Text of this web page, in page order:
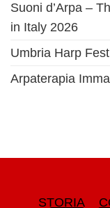
Suoni d’Arpa –
in Italy 2026
Umbria Harp
Arpaterapia
STORIA